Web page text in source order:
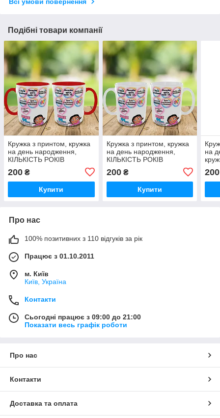
Подібні товари компанії
Кружка з принтом, кружка
на день народження,
КІЛЬКІСТЬ РОКІВ
подарунок
200 ₴
Купити
Кружка з принтом, кружка
на день народження,
КІЛЬКІСТЬ РОКІВ
подарунок
200₴
Купити
на
200
Про нас
100% позитивних з 110 відгуків за рік
Працює з 01.10.2011
м. Київ
Київ, Україна
Контакти
Сьогодні працює з 09:00 до 21:00
Показати весь графік роботи
Про нас
Контакти
Доставка та оплата